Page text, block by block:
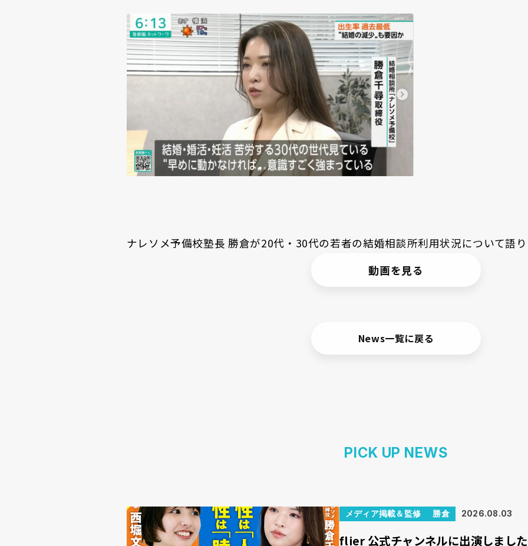
ナレソメ予備校塾長 勝倉が20代・30代の若者の結婚相談所利用状況について語
動画を見る
News一覧に戻る
PICK UP NEWS
メディア掲載＆監修 勝倉 2026.08.03
flier 公式チャンネルに出演しまし